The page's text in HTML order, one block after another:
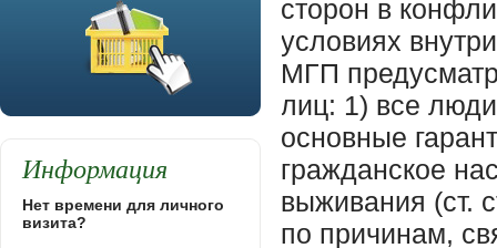
Информация
Нет времени для личного
визита?